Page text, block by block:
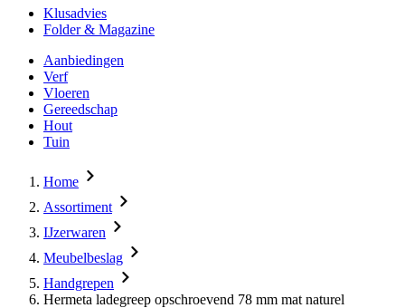
Klusadvies
Folder & Magazine
Aanbiedingen
Verf
Vloeren
Gereedschap
Hout
Tuin
Home
Assortiment
IJzerwaren
Meubelbeslag
Handgrepen
Hermeta ladegreep opschroevend 78 mm mat naturel